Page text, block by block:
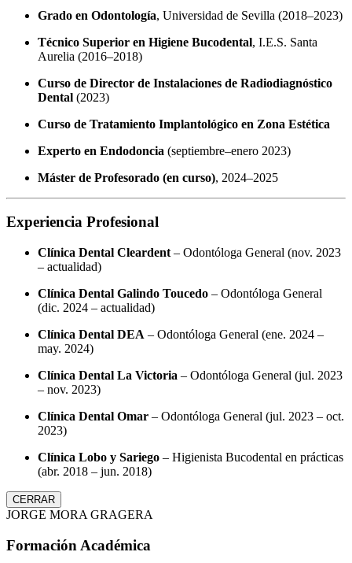
Grado en Odontología, Universidad de Sevilla (2018–2023)
Técnico Superior en Higiene Bucodental, I.E.S. Santa
Aurelia (2016–2018)
Curso de Director de Instalaciones de Radiodiagnóstico
Dental (2023)
Curso de Tratamiento Implantológico en Zona Estética
Experto en Endodoncia (septiembre–enero 2023)
Máster de Profesorado (en curso), 2024–2025
Experiencia Profesional
Clínica Dental Cleardent – Odontóloga General (nov. 2023
– actualidad)
Clínica Dental Galindo Toucedo – Odontóloga General
(dic. 2024 – actualidad)
Clínica Dental DEA – Odontóloga General (ene. 2024 –
may. 2024)
Clínica Dental La Victoria – Odontóloga General (jul. 2023
– nov. 2023)
Clínica Dental Omar – Odontóloga General (jul. 2023 – oct.
2023)
Clínica Lobo y Sariego – Higienista Bucodental en prácticas
(abr. 2018 – jun. 2018)
CERRAR
JORGE MORA GRAGERA
Formación Académica